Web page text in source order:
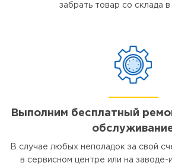
забрать товар со склада в
Выполним бесплатный
В случае любых неполадок за свой
в сервисном центре или на заводе-